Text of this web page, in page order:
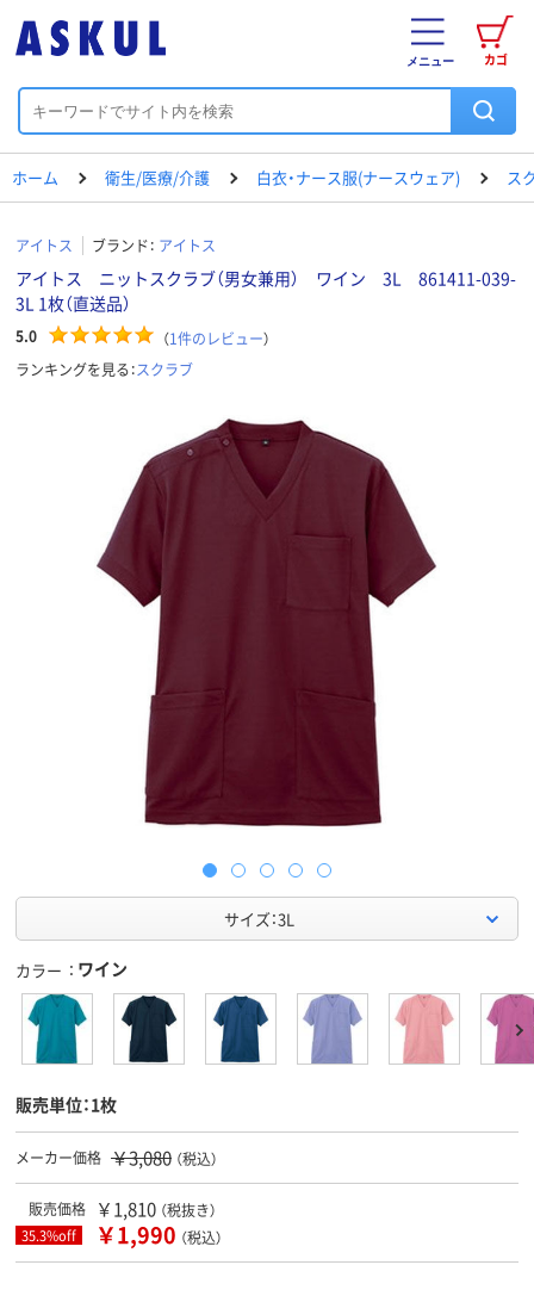
カゴ
メニュー
ホーム 衛生/医療/介護 白衣・ナース服(ナースウェア) ス
アイトス ブランド： アイトス
アイトス ニットスクラブ（男女兼用） ワイン 3L 861411-039-
3L 1枚（直送品）
5.0 （1件のレビュー）
ランキングを見る：スクラブ
サイズ：3L
カラー ワイン
販売単位：1枚
メーカー価格 ￥3,080 （税込）
販売価格 ￥1,810 （税抜き）
35.3%off ￥1,990 （税込）